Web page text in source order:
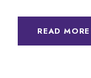
READ MORE